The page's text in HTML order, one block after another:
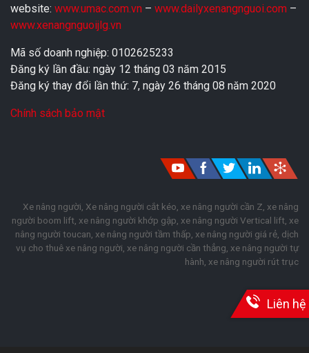
website: www.umac.com.vn – www.dailyxenangnguoi.com –
www.xenangnguoijlg.vn
Mã số doanh nghiệp: 0102625233
Đăng ký lần đầu: ngày 12 tháng 03 năm 2015
Đăng ký thay đổi lần thứ: 7, ngày 26 tháng 08 năm 2020
Chính sách bảo mật
Xe nâng người, Xe nâng người cắt kéo, xe nâng người cần Z, xe nâng
người boom lift, xe nâng người khớp gập, xe nâng người Vertical lift, xe
nâng người toucan, xe nâng người tầm thấp, xe nâng người giá rẻ, dịch
vụ cho thuê xe nâng người, xe nâng người cần thẳng, xe nâng người tự
hành, xe nâng người rút trục
Liên hệ